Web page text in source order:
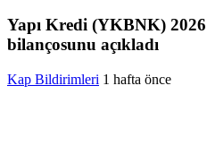
Yapı Kredi (YKBNK) 2026
bilançosunu açıkladı
Kap Bildirimleri 1 hafta önce